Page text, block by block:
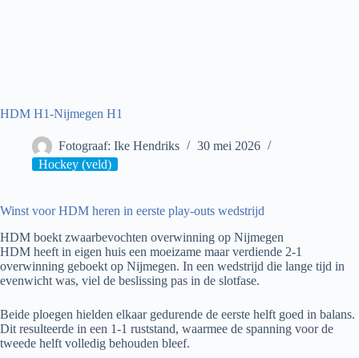
HDM H1-Nijmegen H1
Fotograaf: Ike Hendriks
30 mei 2026
Hockey (veld)
Winst voor HDM heren in eerste play-outs wedstrijd
HDM boekt zwaarbevochten overwinning op Nijmegen
HDM heeft in eigen huis een moeizame maar verdiende 2-1
overwinning geboekt op Nijmegen. In een wedstrijd die lange tijd in
evenwicht was, viel de beslissing pas in de slotfase.
Beide ploegen hielden elkaar gedurende de eerste helft goed in balans.
Dit resulteerde in een 1-1 ruststand, waarmee de spanning voor de
tweede helft volledig behouden bleef.